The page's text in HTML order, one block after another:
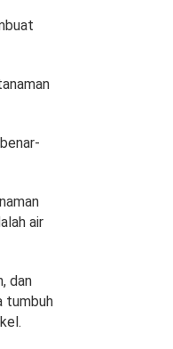
air
dan
tumbuh